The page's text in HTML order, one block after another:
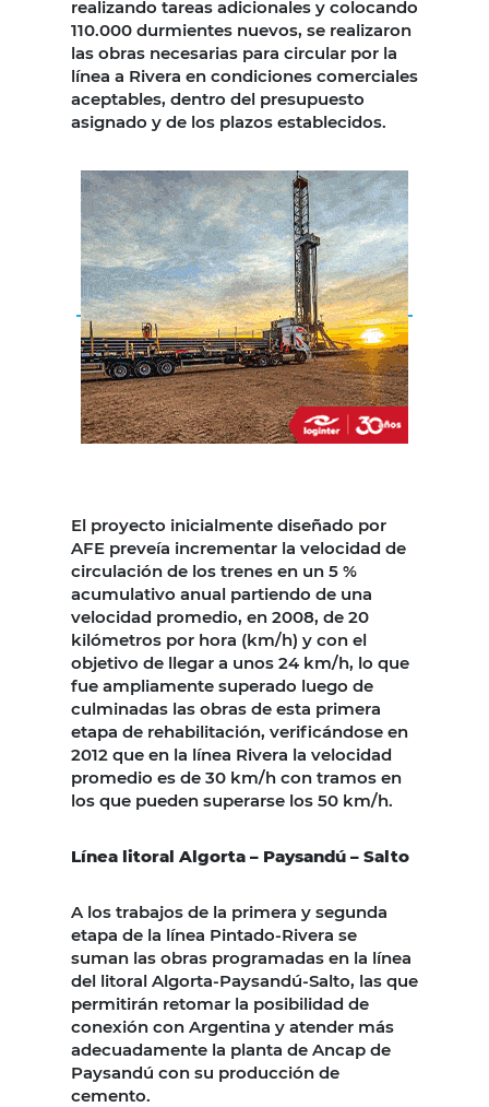
realizando tareas adicionales y colocando
110.000 durmientes nuevos, se realizaron
las obras necesarias para circular por la
línea a Rivera en condiciones comerciales
aceptables, dentro del presupuesto
asignado y de los plazos establecidos.
El proyecto inicialmente diseñado por
AFE preveía incrementar la velocidad de
circulación de los trenes en un 5 %
acumulativo anual partiendo de una
velocidad promedio, en 2008, de 20
kilómetros por hora (km/h) y con el
objetivo de llegar a unos 24 km/h, lo que
fue ampliamente superado luego de
culminadas las obras de esta primera
etapa de rehabilitación, verificándose en
2012 que en la línea Rivera la velocidad
promedio es de 30 km/h con tramos en
los que pueden superarse los 50 km/h.
Línea litoral Algorta – Paysandú – Salto
A los trabajos de la primera y segunda
etapa de la línea Pintado-Rivera se
suman las obras programadas en la línea
del litoral Algorta-Paysandú-Salto, las que
permitirán retomar la posibilidad de
conexión con Argentina y atender más
adecuadamente la planta de Ancap de
Paysandú con su producción de
cemento.